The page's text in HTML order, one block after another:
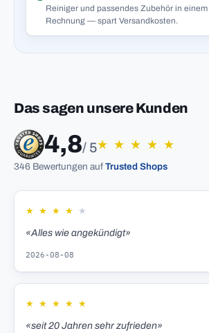
Reiniger und passendes Zubehör in
Rechnung — spart Versandkosten.
Das sagen unsere Kunden
4,8/ 5★ ★ ★ ★ ★
346 Bewertungen auf Trusted Shops
★ ★ ★ ★ ★
«Alles wie angekündigt»
2026-08-08
★ ★ ★ ★ ★
«seit 20 Jahren sehr zufrieden»